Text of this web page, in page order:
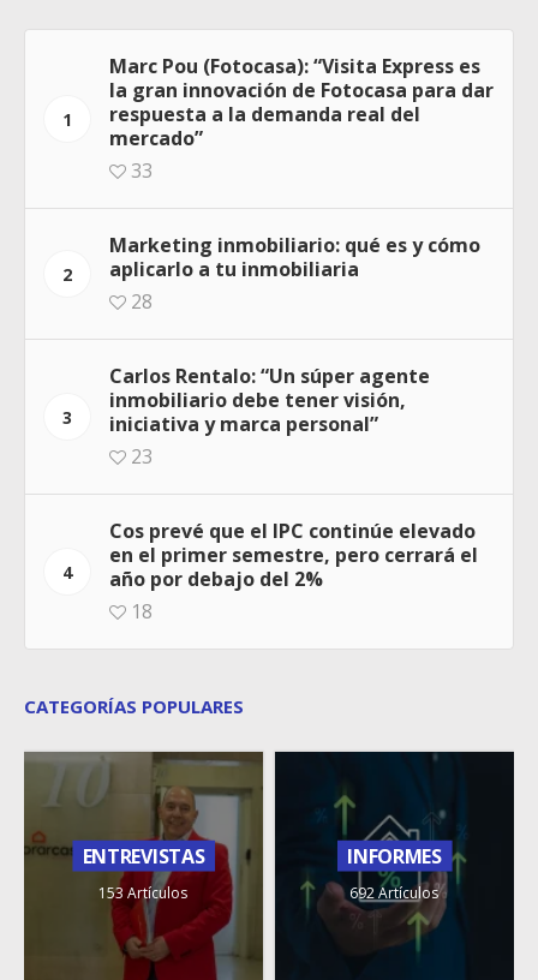
1
Marc Pou (Fotocasa): “Visita Express es
la gran innovación de Fotocasa para dar
respuesta a la demanda real del
mercado”
33
2
Marketing inmobiliario: qué es y cómo
aplicarlo a tu inmobiliaria
28
3
Carlos Rentalo: “Un súper agente
inmobiliario debe tener visión,
iniciativa y marca personal”
23
4
Cos prevé que el IPC continúe elevado
en el primer semestre, pero cerrará el
año por debajo del 2%
18
CATEGORÍAS POPULARES
ENTREVISTAS
153 Artículos
INFORMES
692 Artículos